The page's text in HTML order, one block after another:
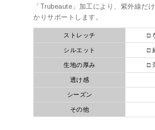
「Trubeaute」加工により、紫外線だ
かりサポートします。
ストレッチ □
シルエット □
生地の厚み □
透け感
シーズン
その他